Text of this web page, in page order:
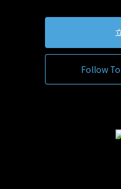
Follow